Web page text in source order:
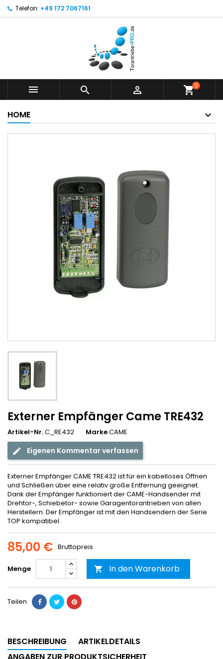
Telefon: +49 172 7067161
   shopping_cart0
HOME
Externer Empfänger Came TRE432
Artikel-Nr.C_RE432 MarkeCAME
Eigenen Kommentar verfassen
Externer Empfänger CAME TRE432 ist für ein kabelloses Öffnen
und Schließen über eine relativ große Entfernung geeignet.
Dank der Empfänger funktioniert der CAME-Handsender mit
Drehtor-, Schiebetor- sowie Garagentorantrieben von allen
Herstellern. Der Empfänger ist mit den Handsendern der Serie
TOP kompatibel.
85,00 € Bruttopreis
Menge  In den Warenkorb
Teilen
BESCHREIBUNG
ARTIKELDETAILS